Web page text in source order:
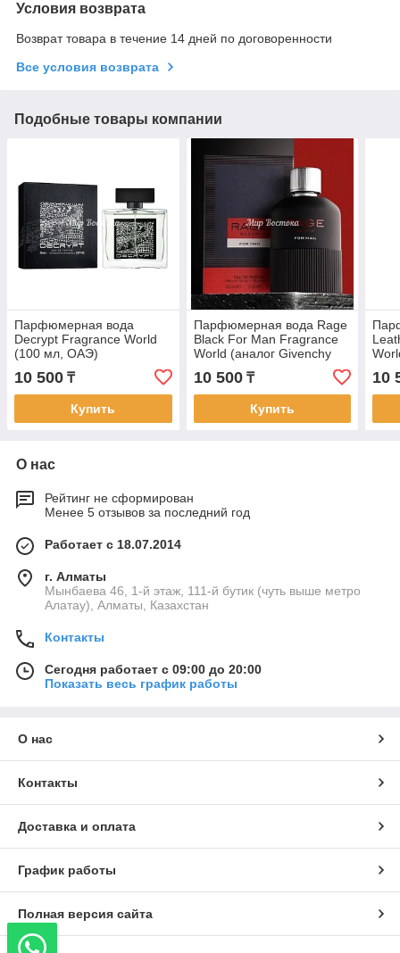
Условия возврата
Возврат товара в течение 14 дней по договоренности
Все условия возврата
Подобные товары компании
Парфюмерная вода
Decrypt Fragrance World
(100 мл, ОАЭ)
10 500 ₸
Купить
Парфюмерная вода Rage
Black For Man Fragrance
World (аналог Givenchy
Gentleman, 100 мл, ОАЭ)
10 500₸
Купить
10
О нас
Рейтинг не сформирован
Менее 5 отзывов за последний год
Работает с 18.07.2014
г. Алматы
Мынбаева 46, 1-й этаж, 111-й бутик (чуть выше метро
Алатау), Алматы, Казахстан
Контакты
Сегодня работает с 09:00 до 20:00
Показать весь график работы
О нас
Контакты
Доставка и оплата
График работы
Полная версия сайта